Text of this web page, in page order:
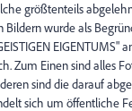
größtenteils
Bildern wurde als
EIGENTUMS"
Zum Einen sind alles
sind die darauf
sich um öffentliche